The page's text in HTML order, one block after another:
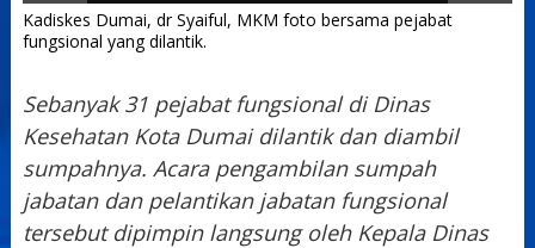
Kadiskes Dumai, dr Syaiful, MKM foto bersama pejabat
fungsional yang dilantik.
Sebanyak 31 pejabat fungsional di Dinas
Kesehatan Kota Dumai dilantik dan diambil
sumpahnya. Acara pengambilan sumpah
jabatan dan pelantikan jabatan fungsional
tersebut dipimpin langsung oleh Kepala Dinas